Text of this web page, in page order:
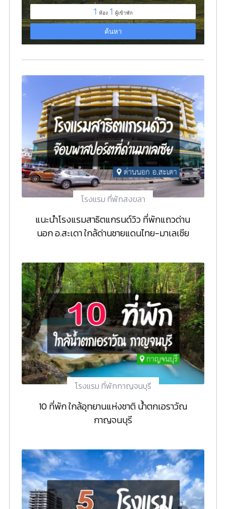
โรงแรม ที่พักสงขลา
แนะนำโรงแรมสาธิตแกรนด์วิว ที่พักแถวด่าน
นอก อ.สะเดา ใกล้ด่านชายแดนไทย-มาเลเซีย
โรงแรม ที่พักกาญจนบุรี
10 ที่พัก ใกล้อุทยานแห่งชาติ น้ำตกเอราวัณ
กาญจนบุรี